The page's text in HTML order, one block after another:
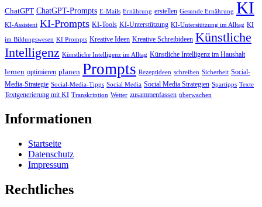
ChatGPT ChatGPT-Prompts E-Mails Ernährung erstellen Gesunde Ernährung KI
KI-Assistent KI-Prompts KI-Tools KI-Unterstützung KI-Unterstützung im Alltag KI
im Bildungswesen KI Prompts Kreative Ideen Kreative Schreibideen Künstliche
Intelligenz Künstliche Intelligenz im Alltag Künstliche Intelligenz im Haushalt
lernen optimieren planen Prompts Rezeptideen schreiben Sicherheit Social-
Media-Strategie Social-Media-Tipps Social Media Social Media Strategien Spartipps Texte
Textgenerierung mit KI Transkription Wetter zusammenfassen überwachen
Informationen
Startseite
Datenschutz
Impressum
Rechtliches